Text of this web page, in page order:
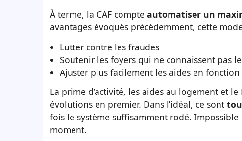
À terme, la CAF compte automatiser un
avantages évoqués précédemment, cette
Lutter contre les fraudes
Soutenir les foyers qui ne connaissent pas
Ajuster plus facilement les aides en
La prime d’activité, les aides au logement et
évolutions en premier. Dans l’idéal, ce sont
fois le système suffisamment rodé.
moment.